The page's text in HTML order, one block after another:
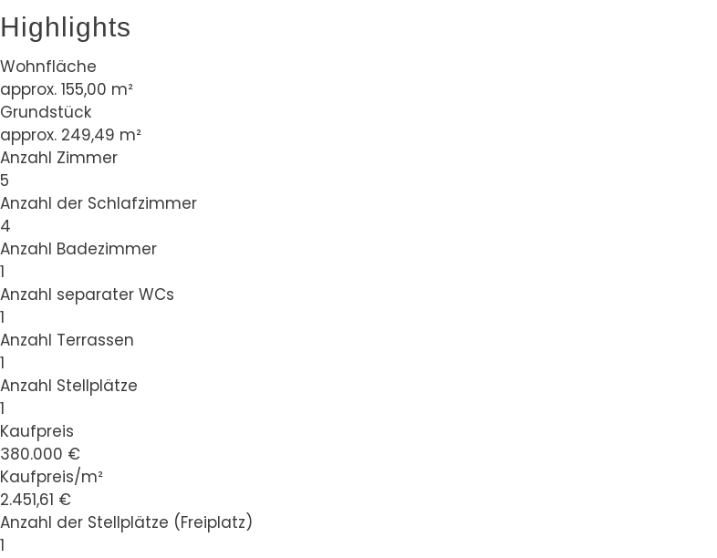
Highlights
Wohnfläche
approx. 155,00 m²
Grundstück
approx. 249,49 m²
Anzahl Zimmer
5
Anzahl der Schlafzimmer
4
Anzahl Badezimmer
1
Anzahl separater WCs
1
Anzahl Terrassen
1
Anzahl Stellplätze
1
Kaufpreis
380.000 €
Kaufpreis/m²
2.451,61 €
Anzahl der Stellplätze (Freiplatz)
1